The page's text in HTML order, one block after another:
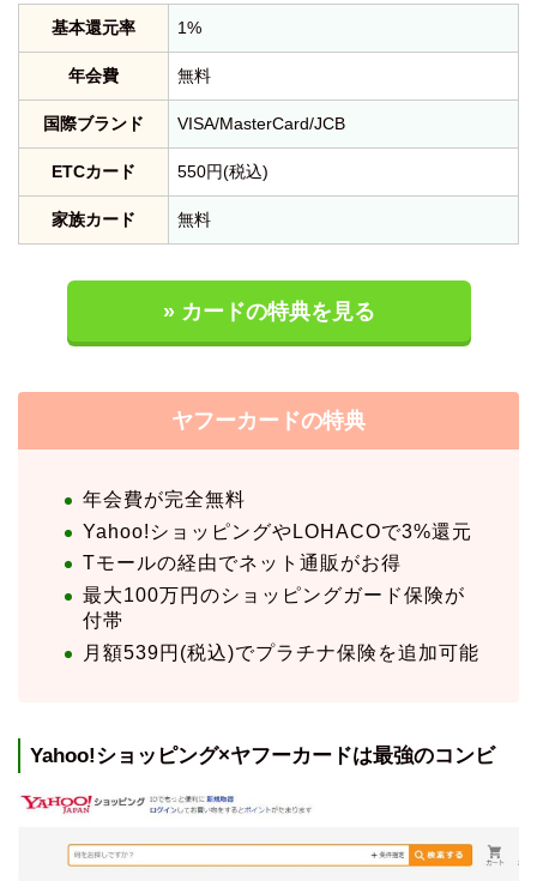
基本還元率 1%
年会費 無料
国際ブランド VISA/MasterCard/JCB
ETCカード 550円(税込)
家族カード 無料
» カードの特典を見る
ヤフーカードの特典
年会費が完全無料
Yahoo!ショッピングやLOHACOで3%還元
Tモールの経由でネット通販がお得
最大100万円のショッピングガード保険が
付帯
月額539円(税込)でプラチナ保険を追加可能
Yahoo!ショッピング×ヤフーカードは最強のコンビ